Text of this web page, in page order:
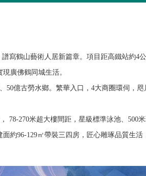
寫鶴山藝術人居新篇章。 項目距高鐵站約4
廣佛鶴同城生活。
50億古勞水鄉。 繁華入口，4大商圈環伺，
78-270米超大樓間距，星級標準泳池、500
面約96-129㎡帶裝三四房，匠心雕琢品質生